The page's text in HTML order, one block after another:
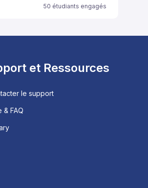
50 étudiants engagés
et Ressources
le support
& FAQ